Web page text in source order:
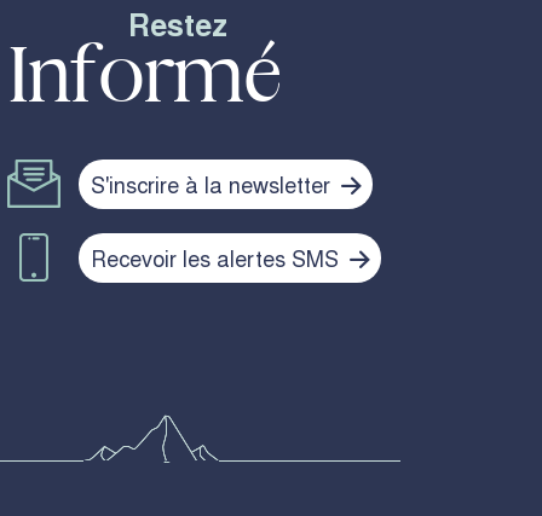
Restez
Informé
S'inscrire à la newsletter
Recevoir les alertes SMS